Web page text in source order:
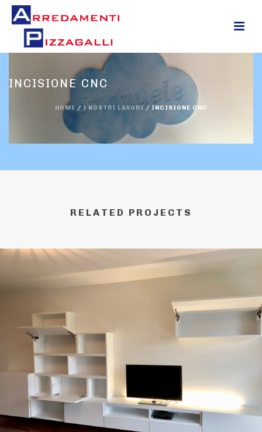
INCISIONE CNC
HOME /I NOSTRI LAVORI / INCISIONE CNC
RELATED PROJECTS